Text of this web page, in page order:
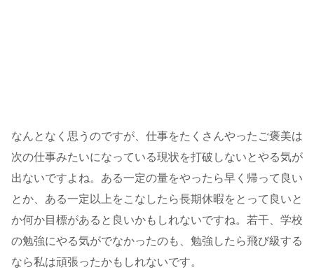
なんとなく思うのですが、仕事をたくさんやったご褒美は
次の仕事みたいになっている現状を打破しないとやる気が
出ないですよね。ある一定の量をやったら早く帰って良い
とか、ある一定以上をこなしたら長期休暇をとって良いと
か何か目標があると良いかもしれないですね。若干、学校
の勉強にやる気がでなかったのも、勉強したら飛び級する
なら私は頑張ったかもしれないです。